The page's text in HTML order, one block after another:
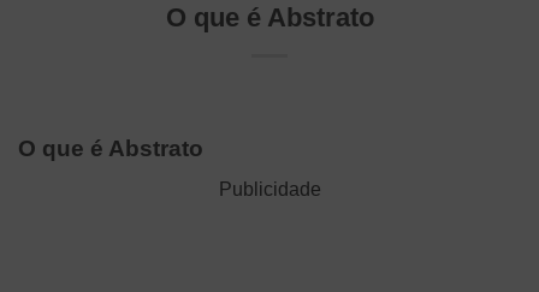
O que é Abstrato
O que é Abstrato
Publicidade